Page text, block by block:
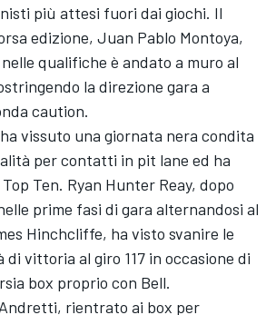
più attesi fuori dai giochi. Il
edizione, Juan Pablo Montoya,
qualifiche è andato a muro al
la direzione gara a
caution.
vissuto una giornata nera condita
per contatti in pit lane ed ha
Ten. Ryan Hunter Reay, dopo
prime fasi di gara alternandosi al
Hinchcliffe, ha visto svanire le
vittoria al giro 117 in occasione di
box proprio con Bell.
rientrato ai box per